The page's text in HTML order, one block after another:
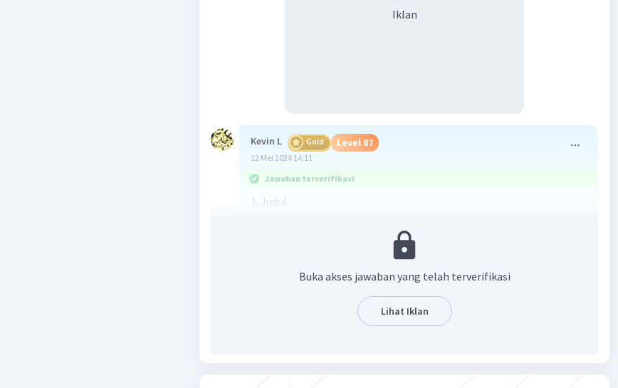
Iklan
Kevin L Gold Level 87
12 Mei 2024 14:11
Jawaban terverifikasi
1. Judul
- Judul harus menarik perhatian pembaca dan mencerminkan isi
- Berisi latar belakang dan tujuan dilakukannya pengamatan.
Buka akses jawaban yang telah terverifikasi
Lihat Iklan